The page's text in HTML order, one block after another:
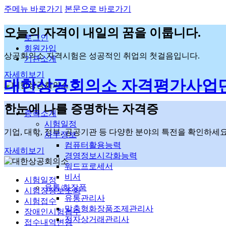
주메뉴 바로가기 본문으로 바로가기
로그인
회원가입
기관소개
대한상공회의소 자격평가사업
종목소개
시험일정
사무정보
컴퓨터활용능력
경영정보시각화능력
워드프로세서
비서
유통/화장품
유통관리사
맞춤형화장품조제관리사
전자상거래관리사
오늘의 자격이 내일의 꿈을 이룹니다.
상공회의소 자격시험은 성공적인 취업의 첫걸음입니다.
자세히보기
한눈에 나를 증명하는 자격증
기업, 대학, 정부, 공공기관 등 다양한 분야의 특전을 확인하세
자세히보기
시험일정
시험장정보조회
시험접수
장애인시험접수
접수내역변경